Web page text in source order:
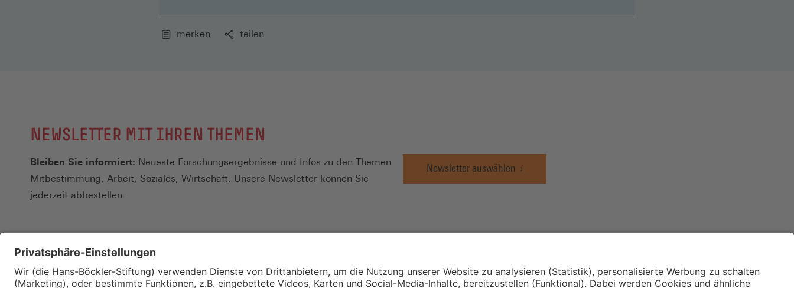
merken teilen
NEWSLETTER MIT IHREN THEMEN
Bleiben Sie informiert: Neueste Forschungsergebnisse und Infos zu den Themen
Mitbestimmung, Arbeit, Soziales, Wirtschaft. Unsere Newsletter können Sie
jederzeit abbestellen.
Newsletter auswählen
Wirtschafts- und